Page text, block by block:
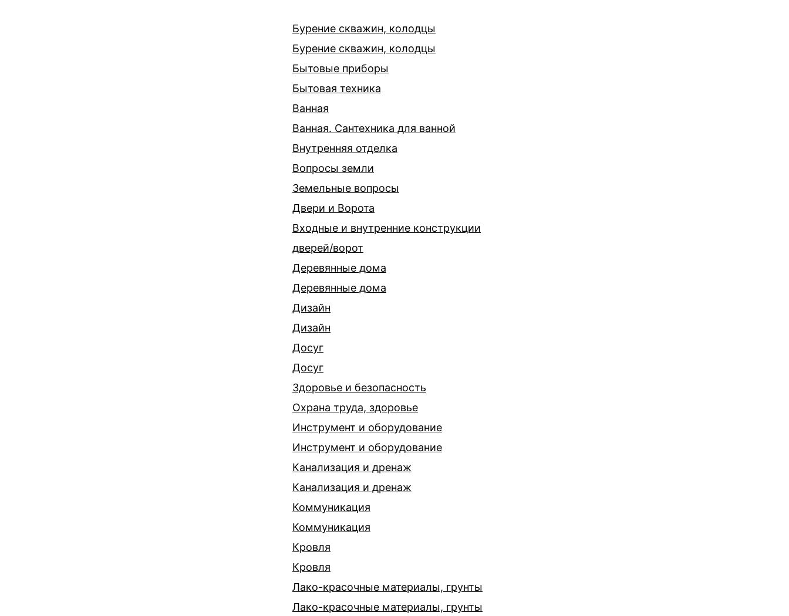
Бурение скважин, колодцы
Бурение скважин, колодцы
Бытовые приборы
Бытовая техника
Ванная
Ванная. Сантехника для ванной
Внутренняя отделка
Вопросы земли
Земельные вопросы
Двери и Ворота
Входные и внутренние конструкции
дверей/ворот
Деревянные дома
Деревянные дома
Дизайн
Дизайн
Досуг
Досуг
Здоровье и безопасность
Охрана труда, здоровье
Инструмент и оборудование
Инструмент и оборудование
Канализация и дренаж
Канализация и дренаж
Коммуникация
Коммуникация
Кровля
Кровля
Лако-красочные материалы, грунты
Лако-красочные материалы, грунты